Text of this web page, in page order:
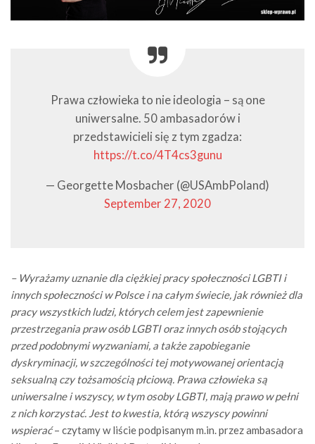
Prawa człowieka to nie ideologia – są one
uniwersalne. 50 ambasadorów i
przedstawicieli się z tym zgadza:
https://t.co/4T4cs3gunu
— Georgette Mosbacher (@USAmbPoland)
September 27, 2020
– Wyrażamy uznanie dla ciężkiej pracy społeczności LGBTI i
innych społeczności w Polsce i na całym świecie, jak również dla
pracy wszystkich ludzi, których celem jest zapewnienie
przestrzegania praw osób LGBTI oraz innych osób stojących
przed podobnymi wyzwaniami, a także zapobieganie
dyskryminacji, w szczególności tej motywowanej orientacją
seksualną czy tożsamością płciową. Prawa człowieka są
uniwersalne i wszyscy, w tym osoby LGBTI, mają prawo w pełni
z nich korzystać. Jest to kwestia, którą wszyscy powinni
wspierać– czytamy w liście podpisanym m.in. przez ambasadora